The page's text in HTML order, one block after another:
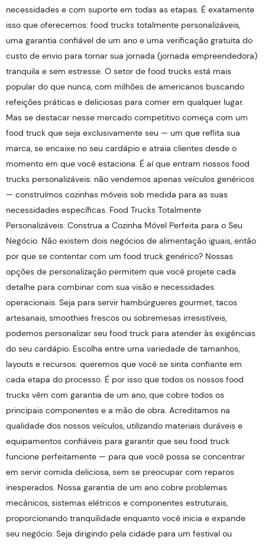
necessidades e com suporte em todas as etapas. É exatamente
isso que oferecemos: food trucks totalmente personalizáveis,
uma garantia confiável de um ano e uma verificação gratuita do
custo de envio para tornar sua jornada (jornada empreendedora)
tranquila e sem estresse. O setor de food trucks está mais
popular do que nunca, com milhões de americanos buscando
refeições práticas e deliciosas para comer em qualquer lugar.
Mas se destacar nesse mercado competitivo começa com um
food truck que seja exclusivamente seu — um que reflita sua
marca, se encaixe no seu cardápio e atraia clientes desde o
momento em que você estaciona. É aí que entram nossos food
trucks personalizáveis: não vendemos apenas veículos genéricos
— construímos cozinhas móveis sob medida para as suas
necessidades específicas. Food Trucks Totalmente
Personalizáveis: Construa a Cozinha Móvel Perfeita para o Seu
Negócio. Não existem dois negócios de alimentação iguais, então
por que se contentar com um food truck genérico? Nossas
opções de personalização permitem que você projete cada
detalhe para combinar com sua visão e necessidades
operacionais. Seja para servir hambúrgueres gourmet, tacos
artesanais, smoothies frescos ou sobremesas irresistíveis,
podemos personalizar seu food truck para atender às exigências
do seu cardápio. Escolha entre uma variedade de tamanhos,
layouts e recursos: queremos que você se sinta confiante em
cada etapa do processo. É por isso que todos os nossos food
trucks vêm com garantia de um ano, que cobre todos os
principais componentes e a mão de obra. Acreditamos na
qualidade dos nossos veículos, utilizando materiais duráveis ​​e
equipamentos confiáveis ​​para garantir que seu food truck
funcione perfeitamente — para que você possa se concentrar
em servir comida deliciosa, sem se preocupar com reparos
inesperados. Nossa garantia de um ano cobre problemas
mecânicos, sistemas elétricos e componentes estruturais,
proporcionando tranquilidade enquanto você inicia e expande
seu negócio. Seja dirigindo pela cidade para um festival ou